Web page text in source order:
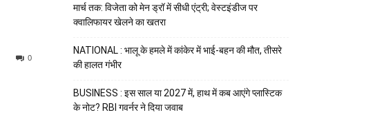
0
मार्च तक: विजेता को मेन ड्रॉ में सीधी एंट्री; वेस्टइंडीज पर
क्वालिफायर खेलने का खतरा
NATIONAL : भालू के हमले में कांकेर में भाई-बहन की मौत, तीसरे
की हालत गंभीर
BUSINESS : इस साल या 2027 में, हाथ में कब आएंगे प्लास्टिक
के नोट? RBI गवर्नर ने दिया जवाब